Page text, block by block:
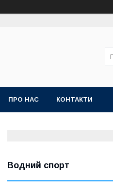
ПРО НАС КОНТАКТИ
Водний спорт